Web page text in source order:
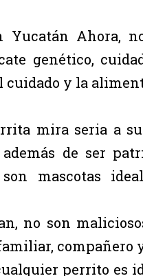
Yucatán Ahora,
genético,
cuidado y la
mira seria a
de ser
mascotas
no son
compañero
perrito es